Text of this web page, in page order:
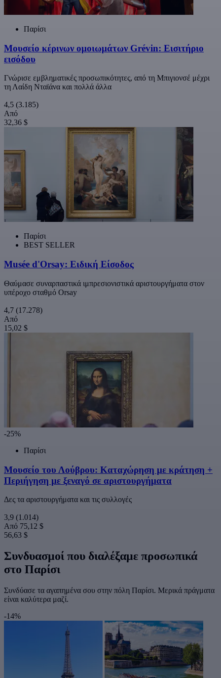
Παρίσι
Μουσείο κέρινων ομοιωμάτων Grévin: Εισιτήριο
εισόδου
Γνώρισε εμβληματικές προσωπικότητες, από τη Μπιγιονσέ μέχρι
τη Λαίδη Νταϊάνα και πολλά άλλα
4,5 (3.185)
Από
32,36 $
Παρίσι
BEST SELLER
Musée d'Orsay: Eιδική Είσοδος
Θαύμασε συναρπαστικά ιμπρεσιονιστικά αριστουργήματα στον
υπέροχο σταθμό Orsay
4,7 (17.278)
Από
15,02 $
-25%
Παρίσι
Μουσείο του Λούβρου: Καταχώρηση με κράτηση +
Περιήγηση με ξεναγό σε αριστουργήματα
Δες τα αριστουργήματα και τις συλλογές
3,9 (1.014)
Από 75,12 $
56,63 $
Συνδυασμοί που διαλέξαμε προσωπικά
στο Παρίσι
Συνδύασε τα αγαπημένα σου στην πόλη Παρίσι. Μερικά πράγματα
είναι καλύτερα μαζί.
-14%